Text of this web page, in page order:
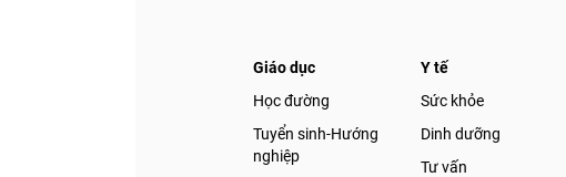
Giáo dục
Học đường
Tuyển sinh-Hướng
nghiệp
Y tế
Sức khỏe
Dinh dưỡng
Tư vấn